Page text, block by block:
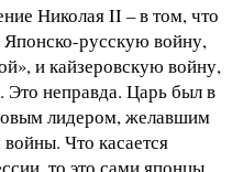
Николая II – в том, что
русскую войну,
и кайзеровскую войну,
неправда. Царь был в
лидером, желавшим
Что касается
то это сами японцы,